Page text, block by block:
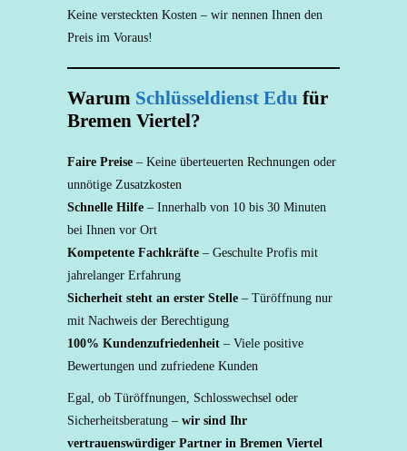
Keine versteckten Kosten – wir nennen Ihnen den
Preis im Voraus!
Warum Schlüsseldienst Edu für
Bremen Viertel?
Faire Preise – Keine überteuerten Rechnungen oder
unnötige Zusatzkosten
Schnelle Hilfe – Innerhalb von 10 bis 30 Minuten
bei Ihnen vor Ort
Kompetente Fachkräfte – Geschulte Profis mit
jahrelanger Erfahrung
Sicherheit steht an erster Stelle – Türöffnung nur
mit Nachweis der Berechtigung
100% Kundenzufriedenheit – Viele positive
Bewertungen und zufriedene Kunden
Egal, ob Türöffnungen, Schlosswechsel oder
Sicherheitsberatung – wir sind Ihr
vertrauenswürdiger Partner in Bremen Viertel